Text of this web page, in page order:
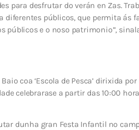
para desfrutar do verán en Zas.
diferentes públicos, que permita ás
públicos e o noso patrimonio”,
coa ‘Escola de Pesca’ dirixida por
celebrarase a partir das 10:00
dunha gran Festa Infantil no